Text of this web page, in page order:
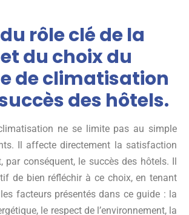
rôle clé de la
du choix du
de climatisation
des hôtels.
ne se limite pas au simple
Il affecte directement la satisfaction
par conséquent, le succès des hôtels. Il
de bien réfléchir à ce choix, en tenant
facteurs présentés dans ce guide : la
le respect de l’environnement, la